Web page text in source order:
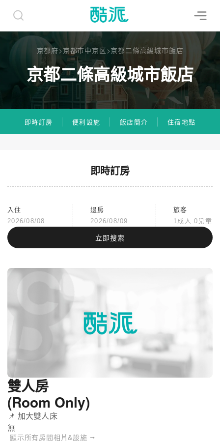
京都府>京都市中京区>京都二條高級城市飯店
京都二條高級城市飯店
即時訂房 便利設施 飯店簡介 住宿地點
即時訂房
入住
2026/08/08
退房
2026/08/09
旅客
1成人 0兒童
立即搜索
雙人房
(Room Only)
📌 加大雙人床
無
顯示所有房間相片&設施 ⭢